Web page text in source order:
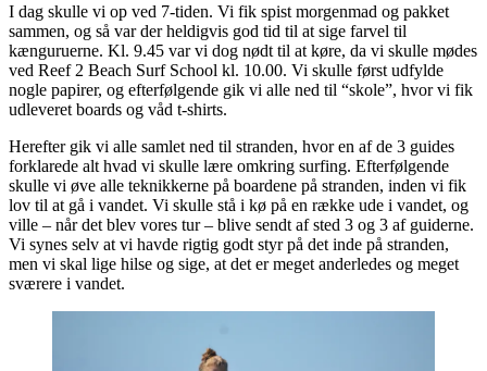
I dag skulle vi op ved 7-tiden. Vi fik spist morgenmad og pakket
sammen, og så var der heldigvis god tid til at sige farvel til
kænguruerne. Kl. 9.45 var vi dog nødt til at køre, da vi skulle mødes
ved Reef 2 Beach Surf School kl. 10.00. Vi skulle først udfylde
nogle papirer, og efterfølgende gik vi alle ned til “skole”, hvor vi fik
udleveret boards og våd t-shirts.
Herefter gik vi alle samlet ned til stranden, hvor en af de 3 guides
forklarede alt hvad vi skulle lære omkring surfing. Efterfølgende
skulle vi øve alle teknikkerne på boardene på stranden, inden vi fik
lov til at gå i vandet. Vi skulle stå i kø på en række ude i vandet, og
ville – når det blev vores tur – blive sendt af sted 3 og 3 af guiderne.
Vi synes selv at vi havde rigtig godt styr på det inde på stranden,
men vi skal lige hilse og sige, at det er meget anderledes og meget
sværere i vandet.